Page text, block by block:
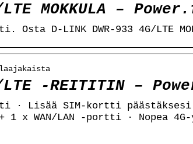
MOKKULA –
D-LINK DWR-933 4G/LTE
LTE -REITITIN –
· Lisää SIM-kortti
x WAN/LAN -portti · Nopea